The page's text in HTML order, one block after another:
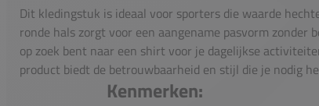
Dit kledingstuk is ideaal voor sporters die waarde
ronde hals zorgt voor een aangename pasvorm zonder
op zoek bent naar een shirt voor je dagelijkse
product biedt de betrouwbaarheid en stijl die je nodig
Kenmerken: